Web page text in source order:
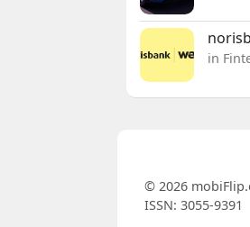
in
© 2026
ISSN: 3055-9391